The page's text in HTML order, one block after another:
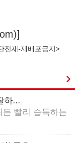
)]
전재-재배포금지>
하...
든 빨리 습득하는